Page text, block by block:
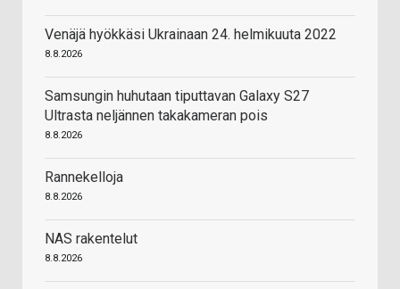
Venäjä hyökkäsi Ukrainaan 24. helmikuuta 2022
8.8.2026
Samsungin huhutaan tiputtavan Galaxy S27
Ultrasta neljännen takakameran pois
8.8.2026
Rannekelloja
8.8.2026
NAS rakentelut
8.8.2026